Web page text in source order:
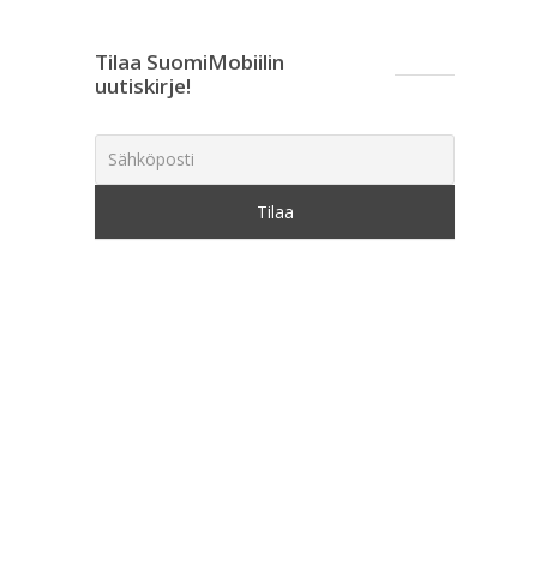
Tilaa SuomiMobiilin
uutiskirje!